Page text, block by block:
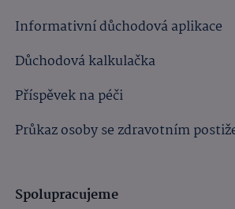
Informativní důchodová aplikace
Důchodová kalkulačka
Příspěvek na péči
Průkaz osoby se zdravotním
Spolupracujeme